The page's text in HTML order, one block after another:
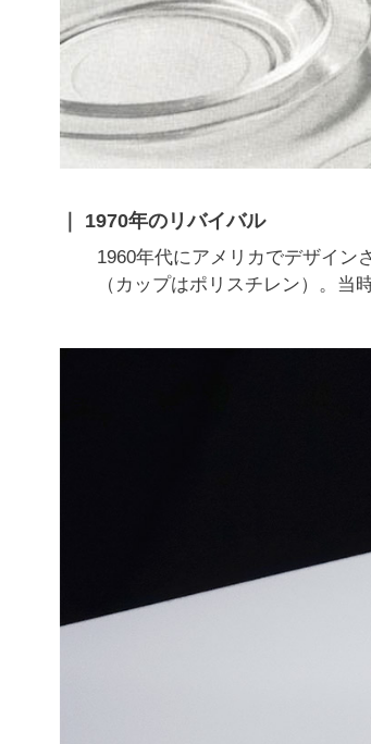
1970年のリバイバル
1960年代にアメリカでデザイン
（カップはポリスチレン）。当